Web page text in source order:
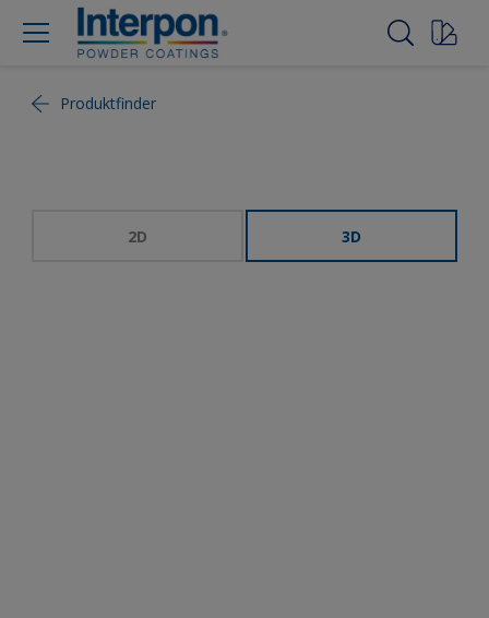
Produktfinder
2D 3D